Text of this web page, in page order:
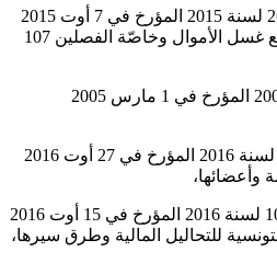
وعلى القانون الأساسي عدد 26 لسنة 2015 المؤرخ في 7 أوت 2015
المتعلق بمكافحة الإرهاب ومنع غسل الأموال وخاصّة الفصلين 107
وعلى القانون عدد 17 لسنة 2005 المؤرخ في 1 مارس 2005
وعلى الأمر الرئاسي عدد 107 لسنة 2016 المؤرخ في 27 أوت 2016
وأعضائها،
وعلى الأمر الحكومي عدد 1098 لسنة 2016 المؤرخ في 15 أوت 2016
للتحاليل المالية وطرق سيرها،